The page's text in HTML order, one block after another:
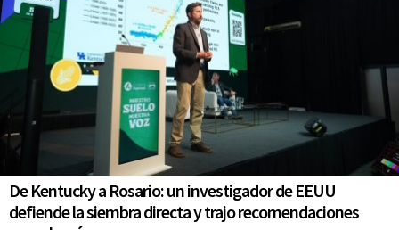
De Kentucky a Rosario: un investigador de EEUU
defiende la siembra directa y trajo recomendaciones